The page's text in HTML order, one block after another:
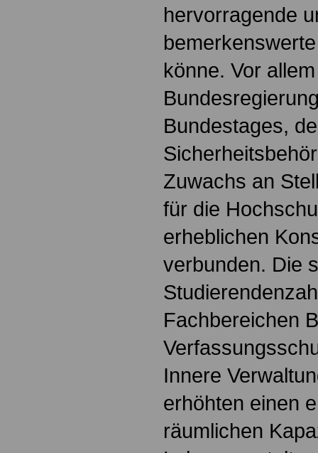
hervorragende
könne. Vor
Bundestages,
Zuwachs an
für die
erheblichen
verbunden. Die
Fachbereichen
Innere
erhöhten einen
räumlichen